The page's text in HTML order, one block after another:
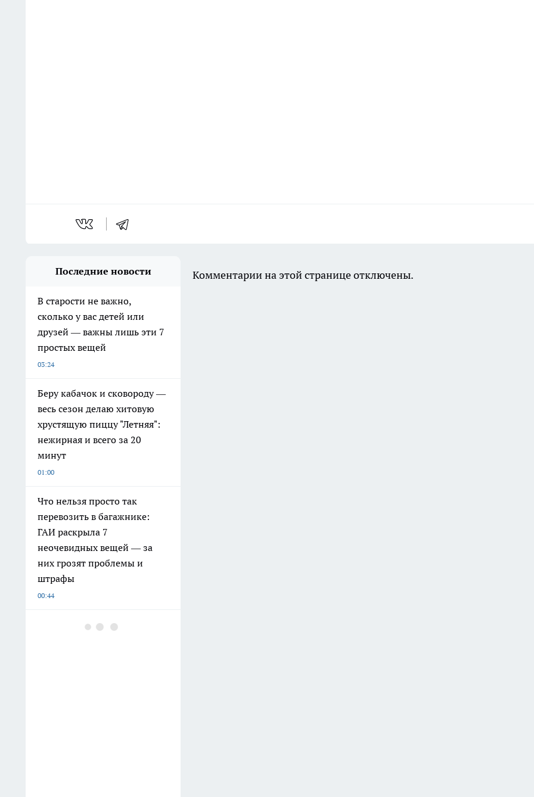
Последние новости
В старости не важно,
сколько у вас детей или
друзей — важны лишь эти 7
простых вещей
03:24
Беру кабачок и сковороду —
весь сезон делаю хитовую
хрустящую пиццу "Летняя":
нежирная и всего за 20
минут
01:00
Что нельзя просто так
перевозить в багажнике:
ГАИ раскрыла 7
неочевидных вещей — за
них грозят проблемы и
штрафы
00:44
После 55 перестала покупать
Комментарии на этой странице отключены.